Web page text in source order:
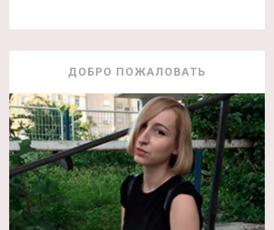
ДОБРО ПОЖАЛОВАТЬ